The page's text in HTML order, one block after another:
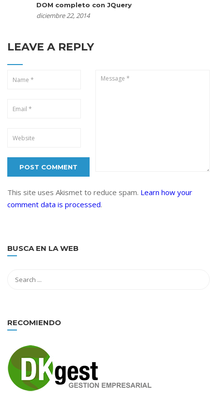
DOM completo con JQuery
diciembre 22, 2014
LEAVE A REPLY
This site uses Akismet to reduce spam. Learn how your
comment data is processed.
BUSCA EN LA WEB
RECOMIENDO